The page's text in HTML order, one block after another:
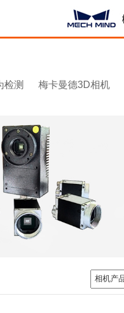
检测 梅卡曼德3D相机